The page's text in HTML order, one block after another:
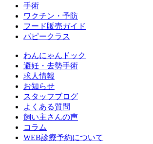
手術
ワクチン・予防
フード販売ガイド
パピークラス
わんにゃんドック
避妊・去勢手術
求人情報
お知らせ
スタッフブログ
よくある質問
飼い主さんの声
コラム
WEB診療予約について